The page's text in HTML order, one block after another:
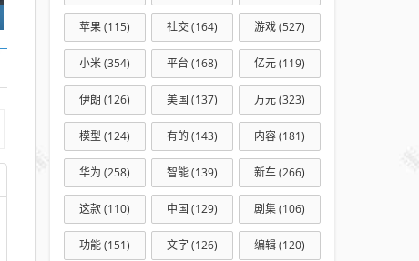
苹果(115) 社交(164) 游戏(527)
小米(354) 平台 (168) 亿元(119)
伊朗 (126) 美国 (137) 万元(323)
模型 (124) 有的 (143) 内容(181)
华为 (258) 智能(139) 新车(266)
这款(110) 中国 (129) 剧集(106)
功能(151) 文字(126) 编辑(120)